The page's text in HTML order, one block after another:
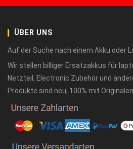
ÜBER UNS
Auf der Suche nach einem Akku oder
Wir stellen billiger Ersatzakkus für
Netzteil, Electronic Zubehör und
Produkte sind neu, 100% mit